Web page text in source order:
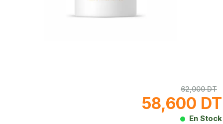
62,000 DT
58,600 DT
En Stock